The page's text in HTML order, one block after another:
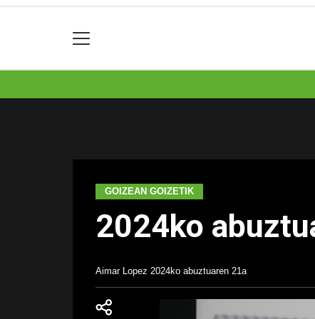
GOIZEAN GOIZETIK
2024ko
Aimar Lopez 2024ko abuztuaren 21a